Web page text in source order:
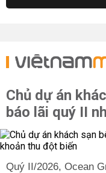
Chủ dự án
báo lãi quý II
Quý II/2026, Ocean